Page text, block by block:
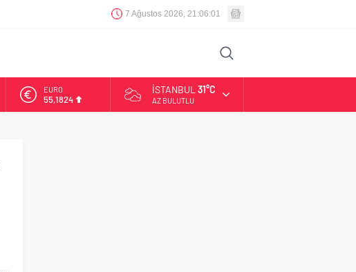
7 Ağustos 2026, 21:06:02
EURO
55,1824
İSTANBUL 31°C
AZ BULUTLU